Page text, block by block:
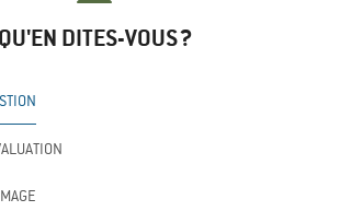
QU'EN DITES-VOUS ?